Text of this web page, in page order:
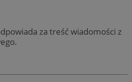
za treść wiadomości z